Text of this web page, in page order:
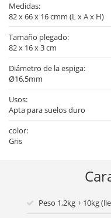
Medidas:
82 x 66 x 16 cmm (L x A x H)
Tamaño plegado:
82 x 16 x 3 cm
Diámetro de la espiga:
Ø16,5mm
Usos:
Apta para suelos duro
color:
Gris
Peso 1,2kg + 10kg